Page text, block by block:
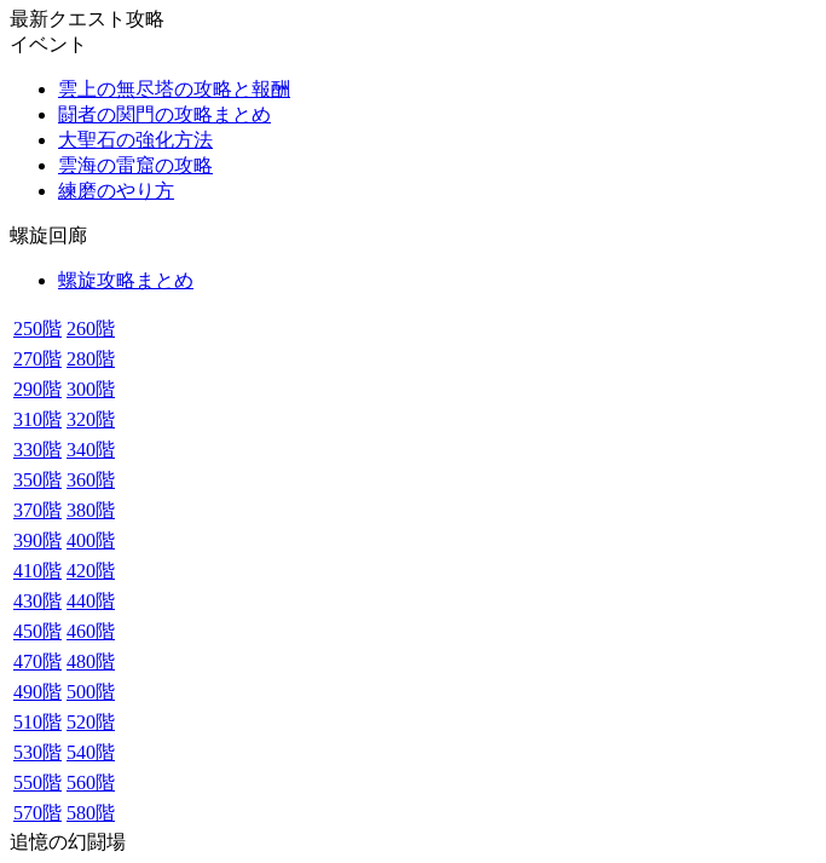
最新クエスト攻略
イベント
雲上の無尽塔の攻略と報酬
闘者の関門の攻略まとめ
大聖石の強化方法
雲海の雷窟の攻略
練磨のやり方
螺旋回廊
螺旋攻略まとめ
250階 260階
270階 280階
290階 300階
310階 320階
330階 340階
350階 360階
370階 380階
390階 400階
410階 420階
430階 440階
450階 460階
470階 480階
490階 500階
510階 520階
530階 540階
550階 560階
570階 580階
追憶の幻闘場